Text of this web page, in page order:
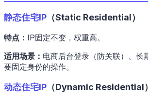
静态住宅IP （Static Residential）
特点： IP固定不变，权重高。
适用场景： 电商后台登录（防关联）、长
要固定身份的操作。
动态住宅IP （Dynamic Residential）